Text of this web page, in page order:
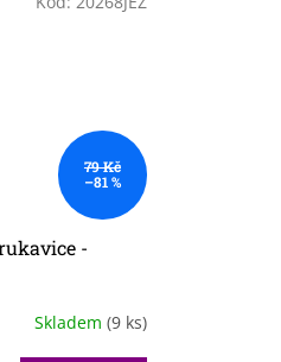
79 Kč
–81 %
-
Skladem (9 ks)